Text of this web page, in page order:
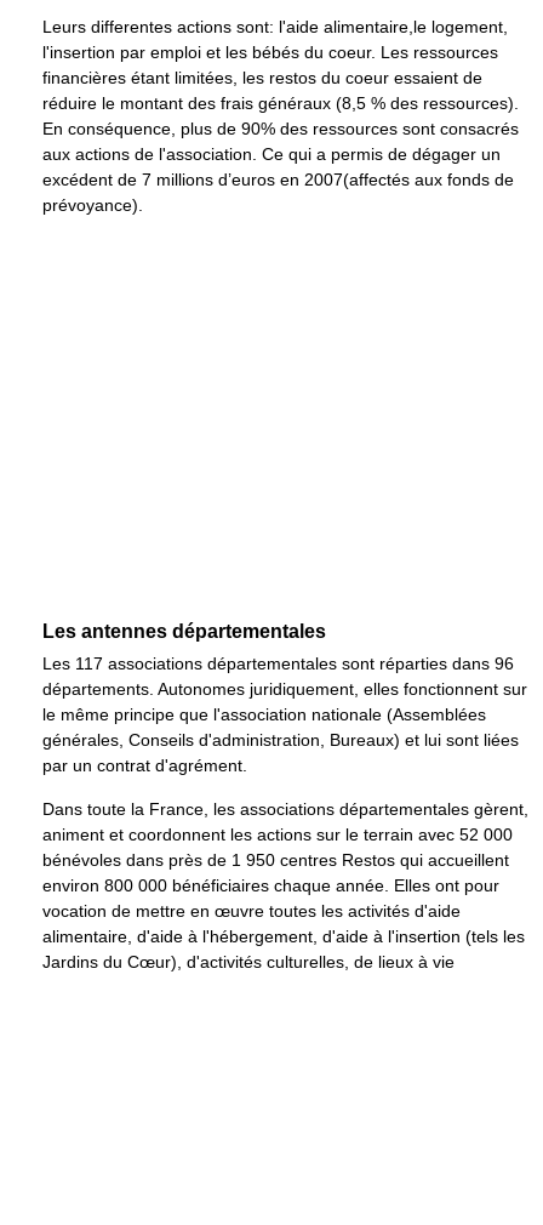
Leurs differentes actions sont: l'aide alimentaire,le logement,
l'insertion par emploi et les bébés du coeur. Les ressources
financières étant limitées, les restos du coeur essaient de
réduire le montant des frais généraux (8,5 % des ressources).
En conséquence, plus de 90% des ressources sont consacrés
aux actions de l'association. Ce qui a permis de dégager un
excédent de 7 millions d’euros en 2007(affectés aux fonds de
prévoyance).
Les antennes départementales
Les 117 associations départementales sont réparties dans 96
départements. Autonomes juridiquement, elles fonctionnent sur
le même principe que l'association nationale (Assemblées
générales, Conseils d'administration, Bureaux) et lui sont liées
par un contrat d'agrément.
Dans toute la France, les associations départementales gèrent,
animent et coordonnent les actions sur le terrain avec 52 000
bénévoles dans près de 1 950 centres Restos qui accueillent
environ 800 000 bénéficiaires chaque année. Elles ont pour
vocation de mettre en œuvre toutes les activités d'aide
alimentaire, d'aide à l'hébergement, d'aide à l'insertion (tels les
Jardins du Cœur), d'activités culturelles, de lieux à vie